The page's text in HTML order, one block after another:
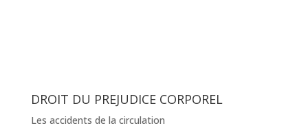
DROIT DU PREJUDICE CORPOREL
Les accidents de la circulation